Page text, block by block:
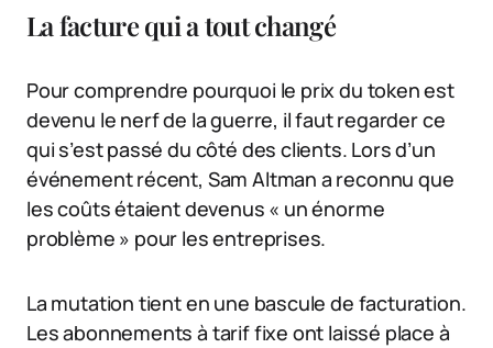
La facture qui a tout changé
Pour comprendre pourquoi le prix du token est
devenu le nerf de la guerre, il faut regarder ce
qui s’est passé du côté des clients. Lors d’un
événement récent, Sam Altman a reconnu que
les coûts étaient devenus « un énorme
problème » pour les entreprises.
La mutation tient en une bascule de facturation.
Les abonnements à tarif fixe ont laissé place à